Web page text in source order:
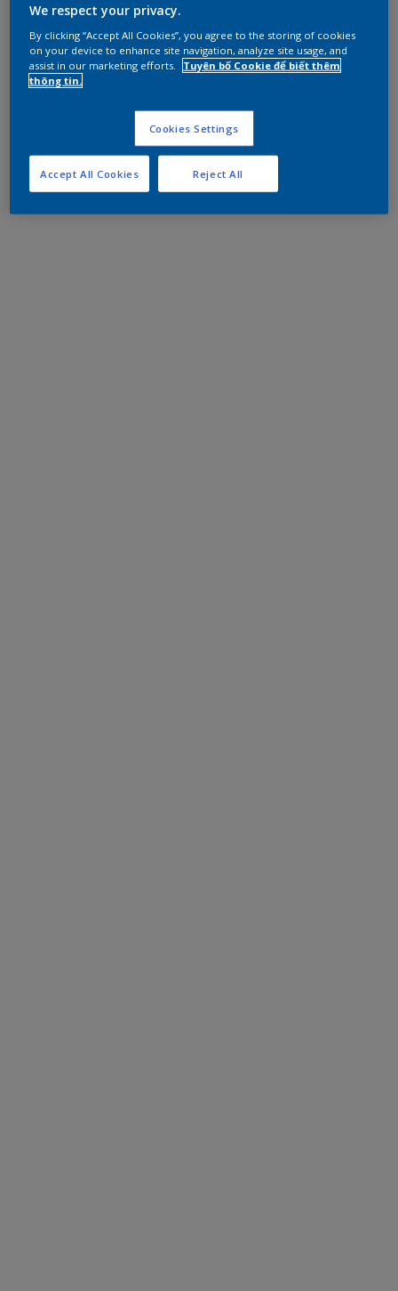
We respect your privacy.
By clicking “Accept All Cookies”, you agree to the storing of cookies
on your device to enhance site navigation, analyze site usage, and
assist in our marketing efforts.
Tuyên bố Cookie để biết thêm
thông tin.
Cookies Settings
Reject All
Accept All Cookies